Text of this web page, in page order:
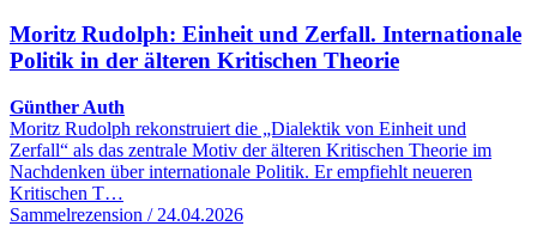
Moritz Rudolph: Einheit und Zerfall. Internationale
Politik in der älteren Kritischen Theorie
Günther Auth
Moritz Rudolph rekonstruiert die „Dialektik von Einheit und
Zerfall“ als das zentrale Motiv der älteren Kritischen Theorie im
Nachdenken über internationale Politik. Er empfiehlt neueren
Kritischen T…
Sammelrezension / 24.04.2026